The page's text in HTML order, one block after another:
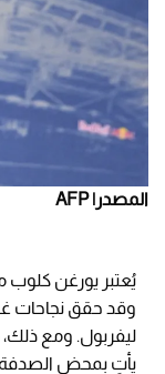
المصدر| AFP
يُعتبر يورغن كلوب
وقد حقق نجاحات
ليفربول. ومع ذلك،
يأتِ بمحض